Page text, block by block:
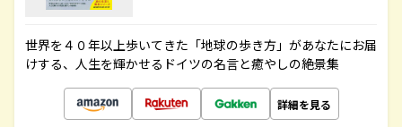
世界を４０年以上歩いてきた「地球の歩き方」があなたにお届
けする、人生を輝かせるドイツの名言と癒やしの絶景集
詳細を見る